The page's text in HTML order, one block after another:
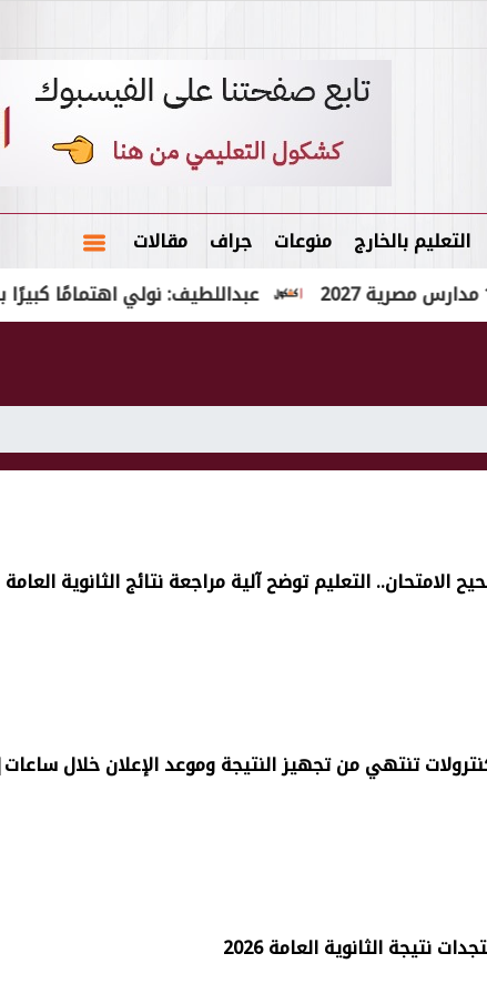
التعليم بالخارج منوعات جراف مقالات
عبداللطيف: نولي اهتمامًا كبيرًا بإتاحة
الامتحان.. التعليم توضح آلية مراجعة نتائج الثانوية العامة
العامة 2026.. الكنترولات تنتهي من تجهيز النتيجة وموعد الإعلان خلال
نتيجة الثانوية العامة 2026